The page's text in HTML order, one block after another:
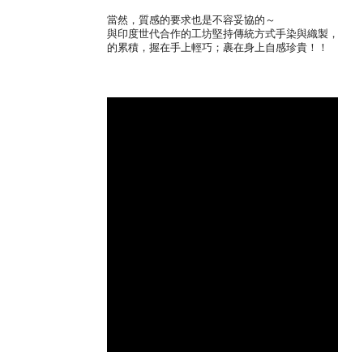
當然，質感的要求也是不容妥協的～
與印度世代合作的工坊堅持傳統方式手染與織製，
的累積，握在手上輕巧； 裹在身上自感珍貴！！